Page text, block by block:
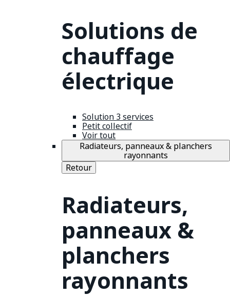
Solutions de
chauffage
électrique
Solution 3 services
Petit collectif
Voir tout
Radiateurs, panneaux & planchers
rayonnants
Retour
Radiateurs,
panneaux &
planchers
rayonnants